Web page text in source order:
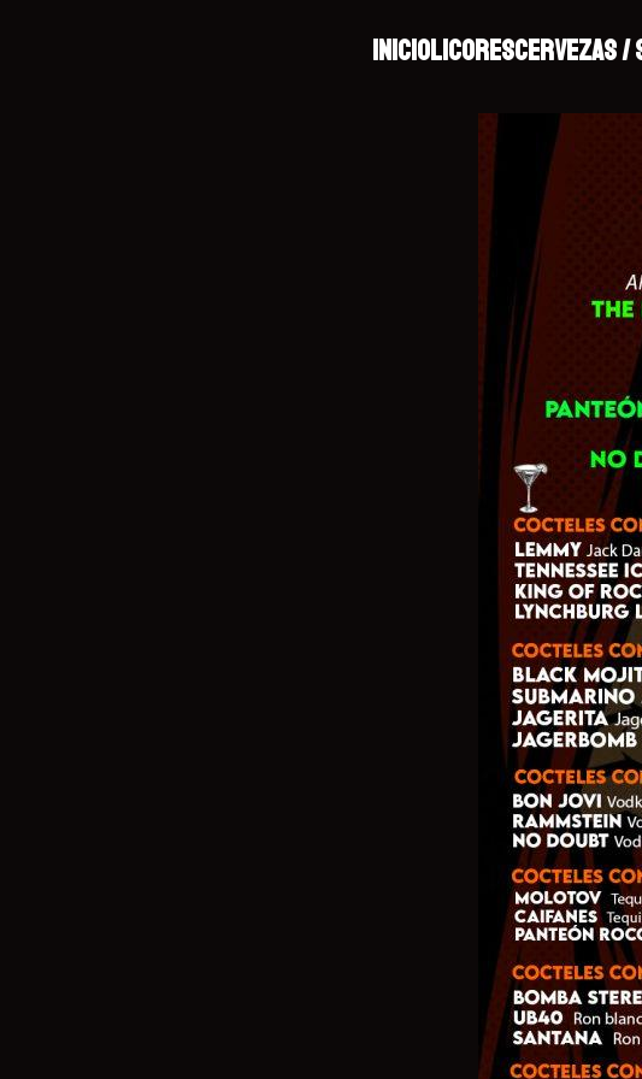
INICIOLICORESCERVEZAS /